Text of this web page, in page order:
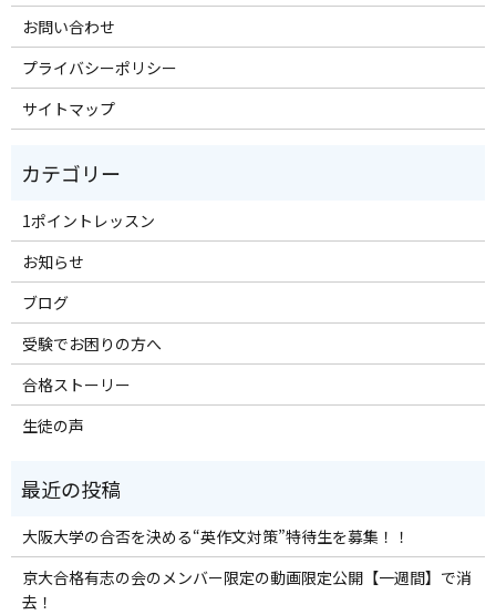
お問い合わせ
プライバシーポリシー
サイトマップ
1ポイントレッスン
お知らせ
ブログ
受験でお困りの方へ
合格ストーリー
生徒の声
大阪大学の合否を決める“英作文対策”特待生を募集！！
京大合格有志の会のメンバー限定の動画限定公開【一週間】で消
去！